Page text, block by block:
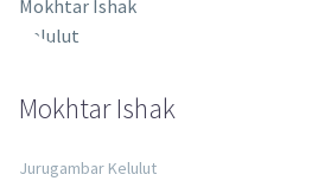
Mokhtar Ishak
Jurugambar Kelulut